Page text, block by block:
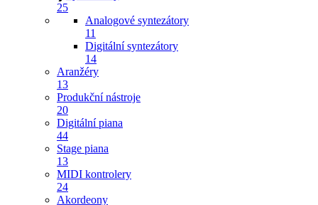
25
Analogové syntezátory
11
Digitální syntezátory
14
Aranžéry
13
Produkční nástroje
20
Digitální piana
44
Stage piana
13
MIDI kontrolery
24
Akordeony